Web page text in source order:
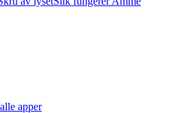
apper